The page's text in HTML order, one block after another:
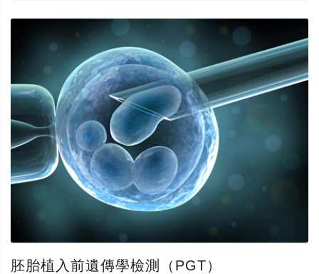
胚胎植入前遺傳學檢測（PGT）